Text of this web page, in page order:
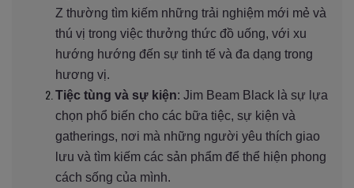
Z thường tìm kiếm những trải nghiệm mới mẻ và
thú vị trong việc thưởng thức đồ uống, với xu
hướng hướng đến sự tinh tế và đa dạng trong
hương vị.
Tiệc tùng và sự kiện: Jim Beam Black là sự lựa
chọn phổ biến cho các bữa tiệc, sự kiện và
gatherings, nơi mà những người yêu thích giao
lưu và tìm kiếm các sản phẩm để thể hiện phong
cách sống của mình.